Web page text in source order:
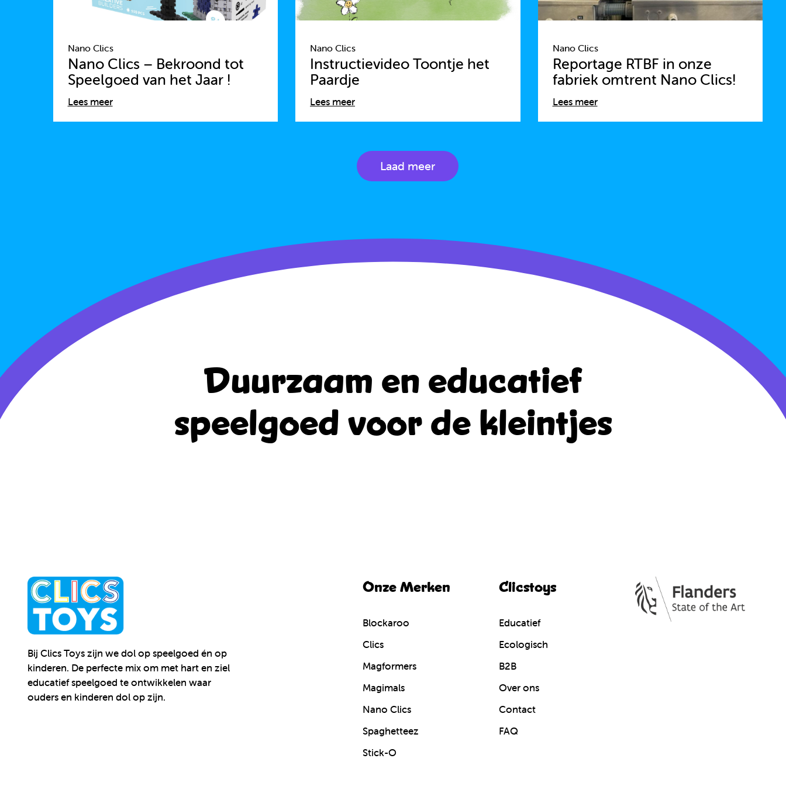
Nano Clics
Nano Clics – Bekroond tot
Speelgoed van het Jaar !
Lees meer
Nano Clics
Instructievideo Toontje het
Paardje
Lees meer
Nano Clics
Reportage RTBF in onze
fabriek omtrent Nano Clics!
Lees meer
Laad meer
Duurzaam en educatief
speelgoed voor de kleintjes
Bij Clics Toys zijn we dol op speelgoed én op
kinderen. De perfecte mix om met hart en ziel
educatief speelgoed te ontwikkelen waar
ouders en kinderen dol op zijn.
Onze Merken
Blockaroo
Clics
Magformers
Magimals
Nano Clics
Spaghetteez
Stick-O
Clicstoys
Educatief
Ecologisch
B2B
Over ons
Contact
FAQ